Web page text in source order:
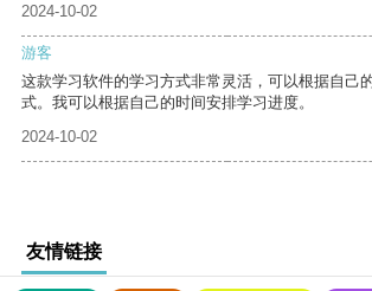
2024-10-02
游客
这款学习软件的学习方式非常灵活，可以根据自己
式。我可以根据自己的时间安排学习进度。
2024-10-02
友情链接